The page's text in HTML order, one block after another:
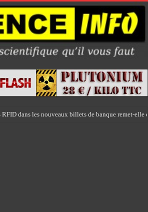
RFID dans les nouveaux billets de banque remet-